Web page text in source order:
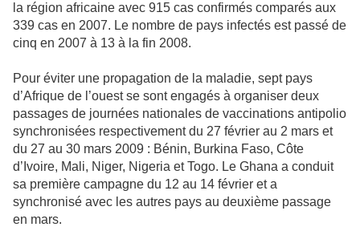
la région africaine avec 915 cas confirmés comparés aux
339 cas en 2007. Le nombre de pays infectés est passé de
cinq en 2007 à 13 à la fin 2008.
Pour éviter une propagation de la maladie, sept pays
d’Afrique de l’ouest se sont engagés à organiser deux
passages de journées nationales de vaccinations antipolio
synchronisées respectivement du 27 février au 2 mars et
du 27 au 30 mars 2009 : Bénin, Burkina Faso, Côte
d’Ivoire, Mali, Niger, Nigeria et Togo. Le Ghana a conduit
sa première campagne du 12 au 14 février et a
synchronisé avec les autres pays au deuxième passage
en mars.